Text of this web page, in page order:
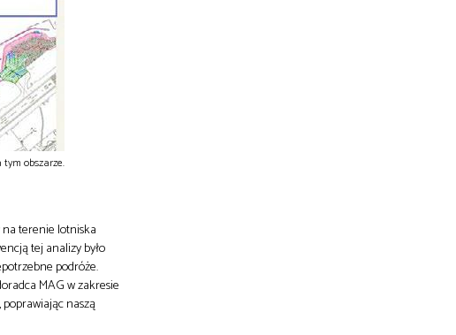
obszarze.
terenie lotniska
tej analizy było
podróże.
MAG w zakresie
naszą